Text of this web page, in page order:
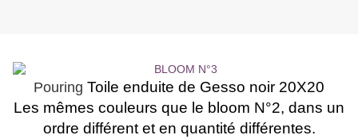
Pouring Toile enduite de Gesso noir 20X20
Les mêmes couleurs que le bloom N°2, dans un
ordre différent et en quantité différentes.